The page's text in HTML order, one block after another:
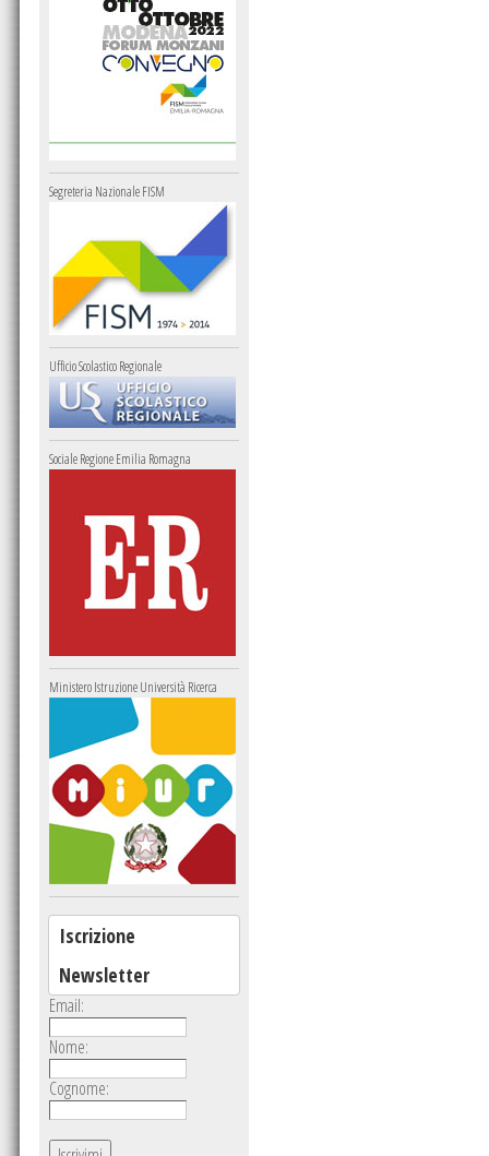
Segreteria Nazionale FISM
Ufficio Scolastico Regionale
Sociale Regione Emilia Romagna
Ministero Istruzione Università Ricerca
Iscrizione
Newsletter
Email:
Nome:
Cognome: